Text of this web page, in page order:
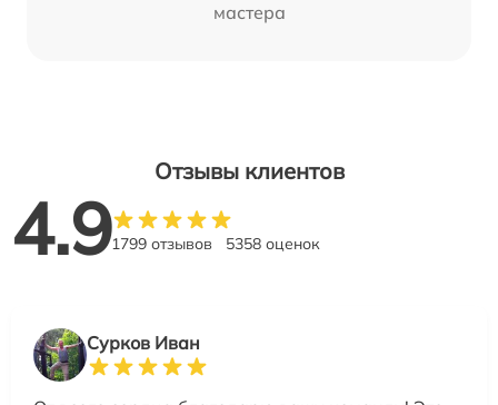
мастера
Отзывы клиентов
4.91799 отзывов 5358 оценок
Сурков Иван